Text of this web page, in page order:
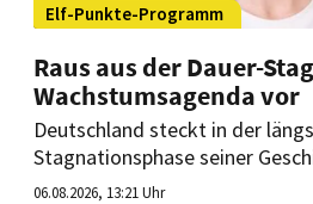
Elf-Punkte-Programm
Raus aus der Dauer-
Wachstumsagenda vor
Deutschland steckt in der
Stagnationsphase seiner
Hintergrund legt die
06.08.2026, 13:21 Uhr